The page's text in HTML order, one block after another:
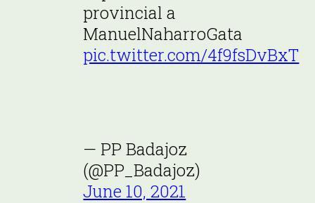
provincial a
ManuelNaharroGata
pic.twitter.com/4f9fsDvBxT
— PP Badajoz
(@PP_Badajoz)
June 10, 2021